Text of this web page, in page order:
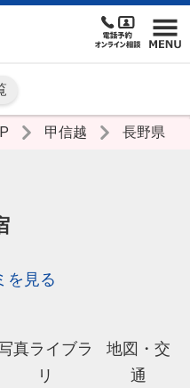
甲信越 長野県
を見る
真ライブラ
リ
地図・交
通